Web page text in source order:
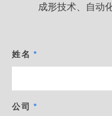
成形技术、自动
姓名
公司